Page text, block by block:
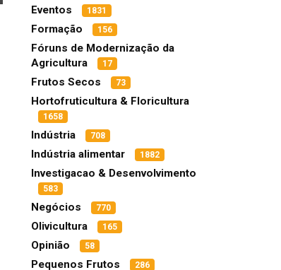
Eventos 1831
Formação 156
Fóruns de Modernização da
Agricultura
17
Frutos Secos 73
Hortofruticultura & Floricultura
1658
Indústria 708
Indústria alimentar 1882
Investigacao & Desenvolvimento
583
Negócios 770
Olivicultura 165
Opinião 58
Pequenos Frutos 286